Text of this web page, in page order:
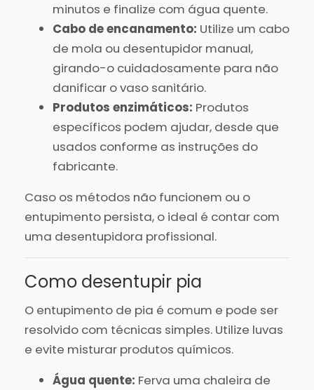
minutos e finalize com água quente.
Cabo de encanamento: Utilize um cabo
de mola ou desentupidor manual,
girando-o cuidadosamente para não
danificar o vaso sanitário.
Produtos enzimáticos: Produtos
específicos podem ajudar, desde que
usados conforme as instruções do
fabricante.
Caso os métodos não funcionem ou o
entupimento persista, o ideal é contar com
uma desentupidora profissional.
Como desentupir pia
O entupimento de pia é comum e pode ser
resolvido com técnicas simples. Utilize luvas
e evite misturar produtos químicos.
Água quente: Ferva uma chaleira de